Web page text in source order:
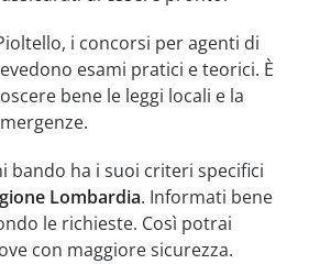
i concorsi per agenti di
esami pratici e teorici. È
bene le leggi locali e la
bando ha i suoi criteri specifici
Lombardia. Informati bene
le richieste. Così potrai
con maggiore sicurezza.